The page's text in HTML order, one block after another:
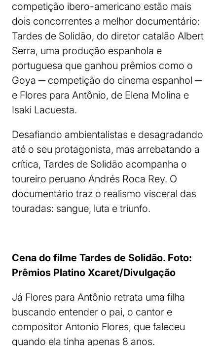
competição ibero-americano estão mais
dois concorrentes a melhor documentário:
Tardes de Solidão, do diretor catalão Albert
Serra, uma produção espanhola e
portuguesa que ganhou prêmios como o
Goya ─ competição do cinema espanhol ─
e Flores para Antônio, de Elena Molina e
Isaki Lacuesta.
Desafiando ambientalistas e desagradando
até o seu protagonista, mas arrebatando a
crítica, Tardes de Solidão acompanha o
toureiro peruano Andrés Roca Rey. O
documentário traz o realismo visceral das
touradas: sangue, luta e triunfo.
Cena do filme Tardes de Solidão. Foto:
Prêmios Platino Xcaret/Divulgação
Já Flores para Antônio retrata uma filha
buscando entender o pai, o cantor e
compositor Antonio Flores, que faleceu
quando ela tinha apenas 8 anos.